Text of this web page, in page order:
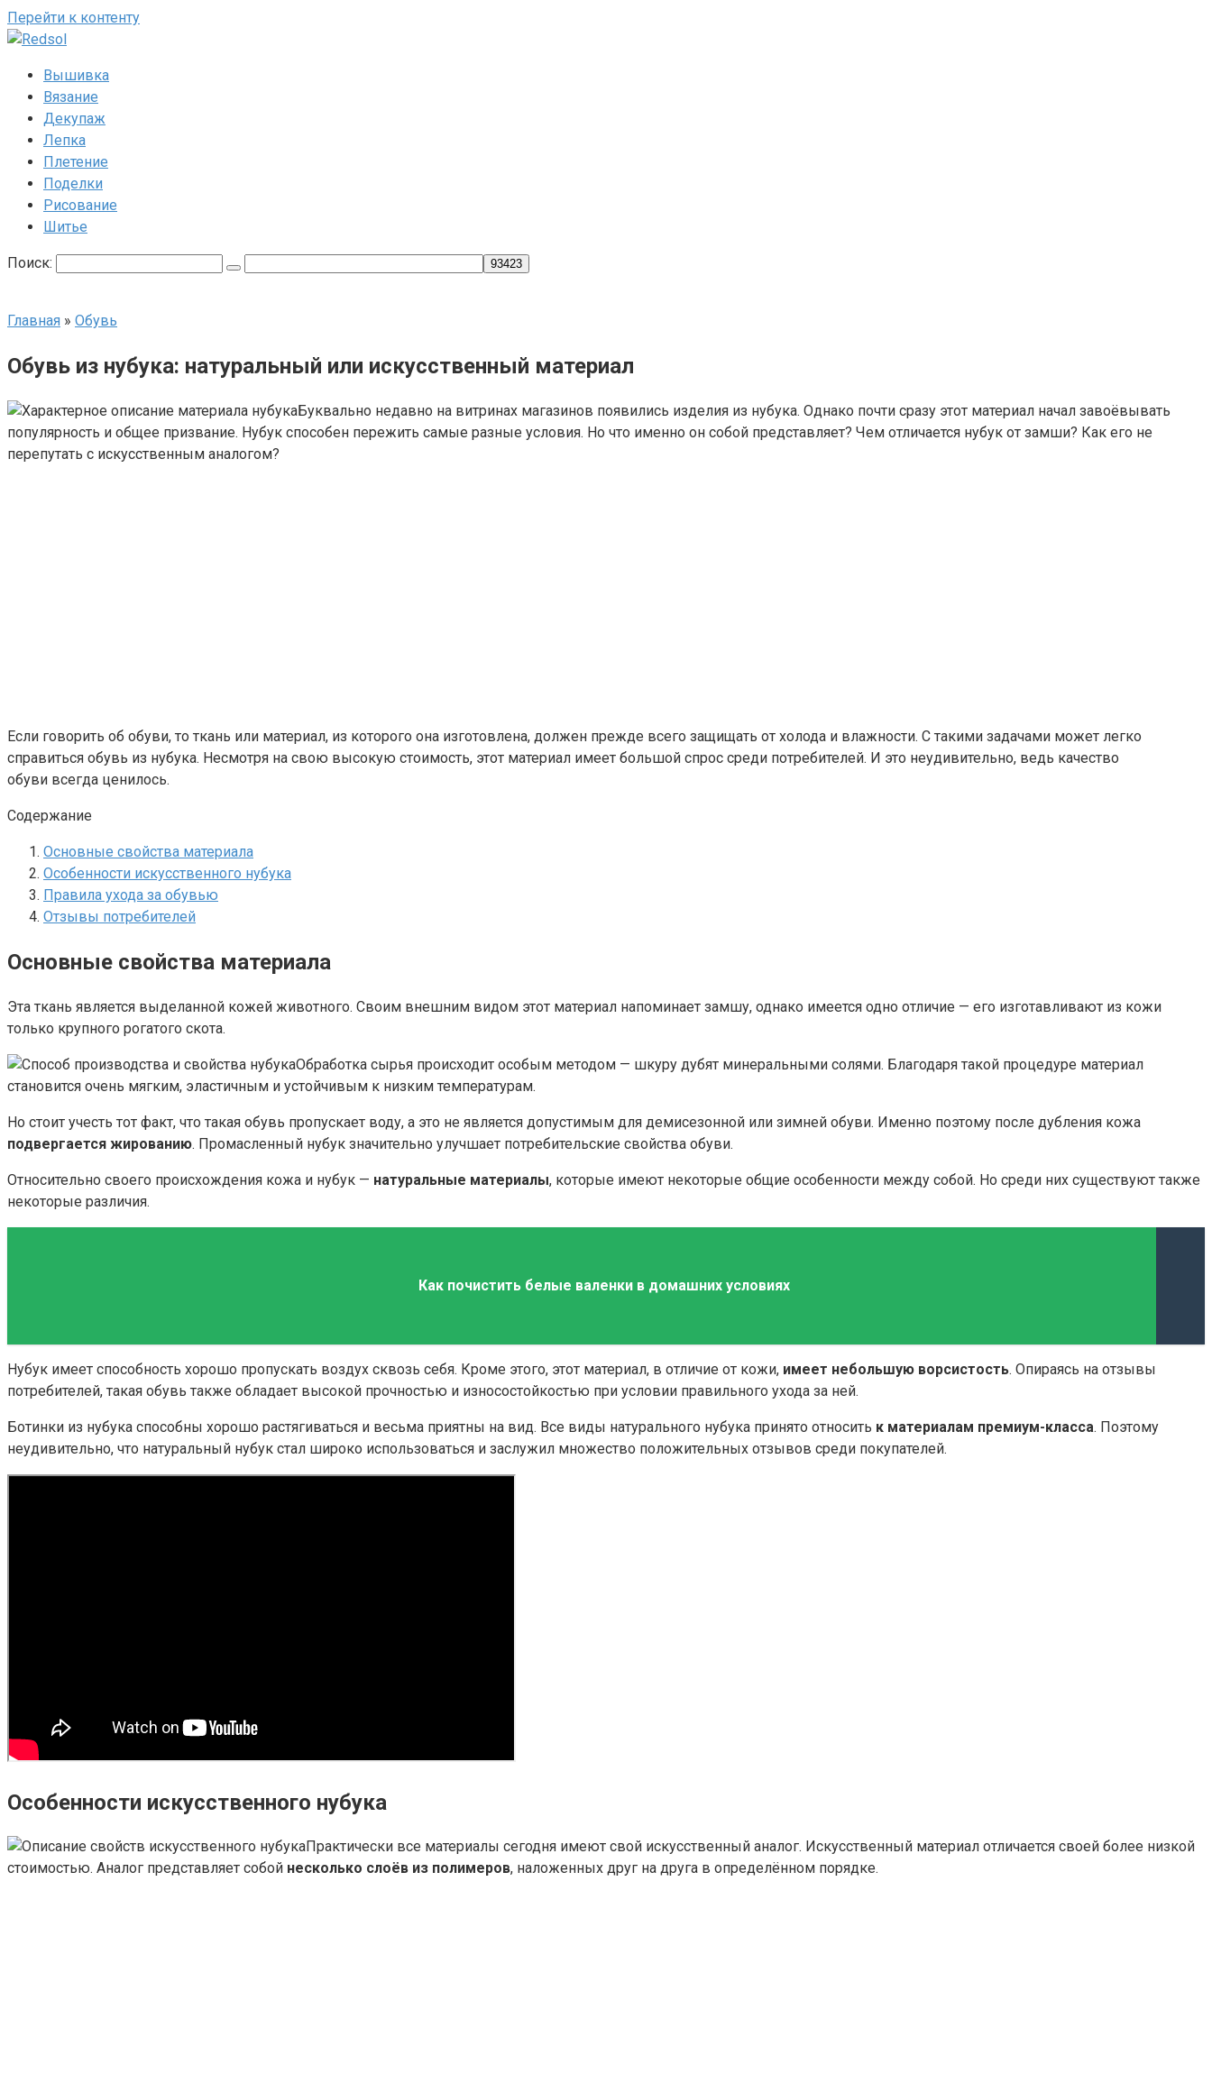
Перейти к контенту
Вышивка
Вязание
Декупаж
Лепка
Плетение
Поделки
Рисование
Шитье
Поиск:
Главная » Обувь
Обувь из нубука: натуральный или искусственный материал
Буквально недавно на витринах магазинов появились изделия из нубука. Однако почти сразу этот материал начал завоёвывать
популярность и общее призвание. Нубук способен пережить самые разные условия. Но что именно он собой представляет? Чем отличается нубук от замши? Как его не
перепутать с искусственным аналогом?
Если говорить об обуви, то ткань или материал, из которого она изготовлена, должен прежде всего защищать от холода и влажности. С такими задачами может легко
справиться обувь из нубука. Несмотря на свою высокую стоимость, этот материал имеет большой спрос среди потребителей. И это неудивительно, ведь качество
обуви всегда ценилось.
Содержание
Основные свойства материала
Особенности искусственного нубука
Правила ухода за обувью
Отзывы потребителей
Основные свойства материала
Эта ткань является выделанной кожей животного. Своим внешним видом этот материал напоминает замшу, однако имеется одно отличие — его изготавливают из кожи
только крупного рогатого скота.
Обработка сырья происходит особым методом — шкуру дубят минеральными солями. Благодаря такой процедуре материал
становится очень мягким, эластичным и устойчивым к низким температурам.
Но стоит учесть тот факт, что такая обувь пропускает воду, а это не является допустимым для демисезонной или зимней обуви. Именно поэтому после дубления кожа
подвергается жированию. Промасленный нубук значительно улучшает потребительские свойства обуви.
Относительно своего происхождения кожа и нубук — натуральные материалы, которые имеют некоторые общие особенности между собой. Но среди них существуют также
некоторые различия.
Как почистить белые валенки в домашних условиях
Нубук имеет способность хорошо пропускать воздух сквозь себя. Кроме этого, этот материал, в отличие от кожи, имеет небольшую ворсистость. Опираясь на отзывы
потребителей, такая обувь также обладает высокой прочностью и износостойкостью при условии правильного ухода за ней.
Ботинки из нубука способны хорошо растягиваться и весьма приятны на вид. Все виды натурального нубука принято относить к материалам премиум-класса. Поэтому
неудивительно, что натуральный нубук стал широко использоваться и заслужил множество положительных отзывов среди покупателей.
Особенности искусственного нубука
Практически все материалы сегодня имеют свой искусственный аналог. Искусственный материал отличается своей более низкой
стоимостью. Аналог представляет собой несколько слоёв из полимеров, наложенных друг на друга в определённом порядке.